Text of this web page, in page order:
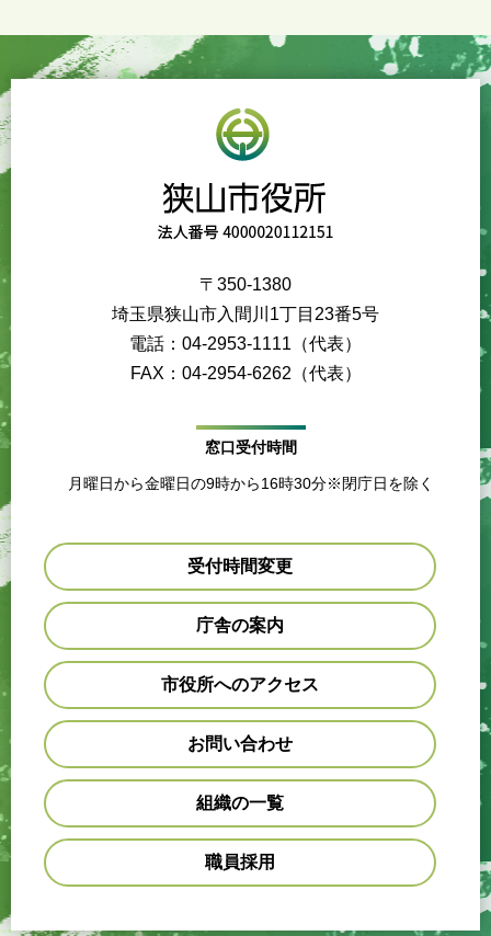
〒350-1380
埼玉県狭山市入間川1丁目23番5号
電話：04-2953-1111（代表）
FAX：04-2954-6262（代表）
窓口受付時間
月曜日から金曜日の9時から16時30分※閉庁日を除く
受付時間変更
庁舎の案内
市役所へのアクセス
お問い合わせ
組織の一覧
職員採用